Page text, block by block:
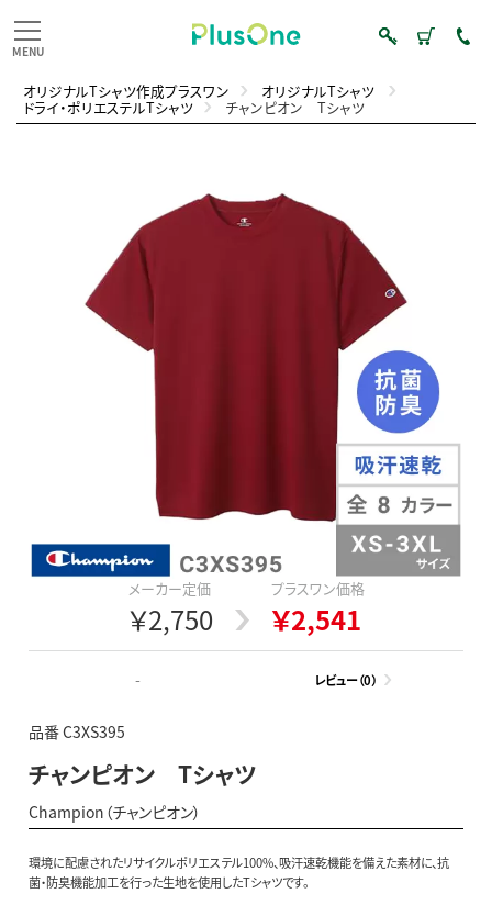
オリジナルTシャツ作成プラスワン オリジナルTシャツ
ドライ・ポリエステルTシャツ チャンピオン Tシャツ
メーカー定価
￥2,750
プラスワン価格
￥2,541
- レビュー（0）
品番 C3XS395
チャンピオン Tシャツ
Champion（チャンピオン）
環境に配慮されたリサイクルポリエステル100%、吸汗速乾機能を備えた素材に、抗
菌・防臭機能加工を行った生地を使用したTシャツです。